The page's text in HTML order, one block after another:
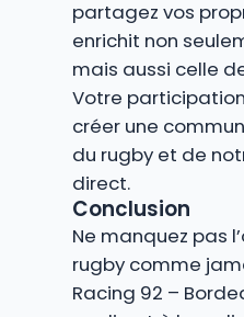
partagez vos
enrichit non
mais aussi celle
Votre
créer une
du rugby et de
direct.
Conclusion
Ne manquez pas
rugby comme
Racing 92 –